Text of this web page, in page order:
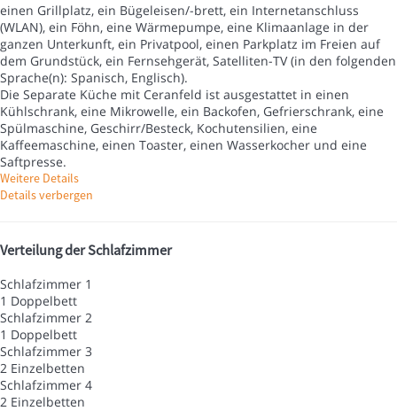
einen Grillplatz, ein Bügeleisen/-brett, ein Internetanschluss
(WLAN), ein Föhn, eine Wärmepumpe, eine Klimaanlage in der
ganzen Unterkunft, ein Privatpool, einen Parkplatz im Freien auf
dem Grundstück, ein Fernsehgerät, Satelliten-TV (in den folgenden
Sprache(n): Spanisch, Englisch).
Die Separate Küche mit Ceranfeld ist ausgestattet in einen
Kühlschrank, eine Mikrowelle, ein Backofen, Gefrierschrank, eine
Spülmaschine, Geschirr/Besteck, Kochutensilien, eine
Kaffeemaschine, einen Toaster, einen Wasserkocher und eine
Saftpresse.
Weitere Details
Details verbergen
Verteilung der Schlafzimmer
Schlafzimmer 1
1 Doppelbett
Schlafzimmer 2
1 Doppelbett
Schlafzimmer 3
2 Einzelbetten
Schlafzimmer 4
2 Einzelbetten